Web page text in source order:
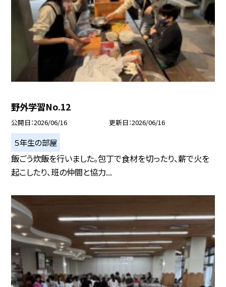
野外学習No.12
公開日 2026/06/16 更新日 2026/06/16
５年生の部屋
飯ごう炊飯を行いました。包丁で食材を切ったり、薪で火を
起こしたり、班の仲間と協力...